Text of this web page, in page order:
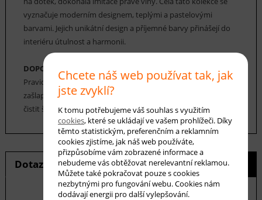
vyznačuje moderním designem, teplými a pastelovými
barvami. Jejich unikátní design a příjemné barvy přinášejí do
interiéru útulnost a harmonii.
DOPORUČENÁ ÚDRŽBA:
Pravidelné vysávání nečistot z koberce, aby se zabránilo jejich
zašlapání do koberce. Cca jednou za 12-18 měsíců je možné
čistit šamponováním.
Dotaz na produkt Hlídání ceny
Chcete náš web používat tak, jak
jste zvyklí?
K tomu potřebujeme váš souhlas s využitím
cookies, které se ukládají ve vašem prohlížeči. Díky
těmto statistickým, preferenčním a reklamním
cookies zjistíme, jak náš web používáte,
přizpůsobíme vám zobrazené informace a
nebudeme vás obtěžovat nerelevantní reklamou.
Můžete také pokračovat pouze s cookies
nezbytnými pro fungování webu. Cookies nám
dodávají energii pro další vylepšování.